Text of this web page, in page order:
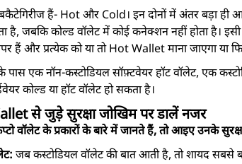
हैं- Hot और Cold। इन दोनों में अंतर बड़ा ही
है, जबकि कोल्ड वॉलेट में कोई कनेक्शन नहीं होता है।
हैं और प्रत्येक को या तो Hot Wallet माना जाएगा या
पास एक नॉन-कस्टोडियल सॉफ़्टवेयर हॉट वॉलेट, एक
कोल्ड या हॉट वॉलेट हो सकता है।
से जुड़े सुरक्षा जोखिम पर डालें नजर
वॉलेट के प्रकारों के बारे में जानते हैं, तो आइए उनके
जब कस्टोडियल वॉलेट की बात आती है, तो शायद